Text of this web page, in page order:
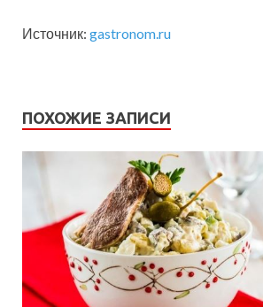
Источник: gastronom.ru
ПОХОЖИЕ ЗАПИСИ